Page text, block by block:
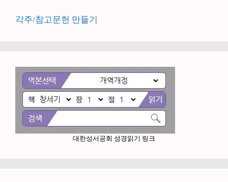
각주/참고문헌 만들기
대한성서공회 성경읽기 링크